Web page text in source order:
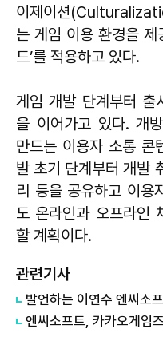
이제이션
는 게임 이용 환경을 제
드’를 적용하고 있다.
게임 개발 단계부터 출
을 이어가고 있다. 개
만드는 이용자 소통
발 초기 단계부터 개발
리 등을 공유하고 이용
도 온라인과 오프라인
할 계획이다.
관련기사
발언하는 ​​​​​​​이연수 엔씨소